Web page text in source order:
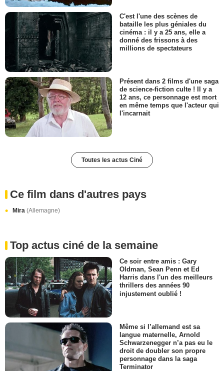
C'est l'une des scènes de
bataille les plus géniales du
cinéma : il y a 25 ans, elle a
donné des frissons à des
millions de spectateurs
Présent dans 2 films d'une saga
de science-fiction culte ! Il y a
12 ans, ce personnage est mort
en même temps que l'acteur qui
l'incarnait
Toutes les actus Ciné
Ce film dans d'autres pays
Mira (Allemagne)
Top actus ciné de la semaine
Ce soir entre amis : Gary
Oldman, Sean Penn et Ed
Harris dans l'un des meilleurs
thrillers des années 90
injustement oublié !
Même si l’allemand est sa
langue maternelle, Arnold
Schwarzenegger n’a pas eu le
droit de doubler son propre
personnage dans la saga
Terminator